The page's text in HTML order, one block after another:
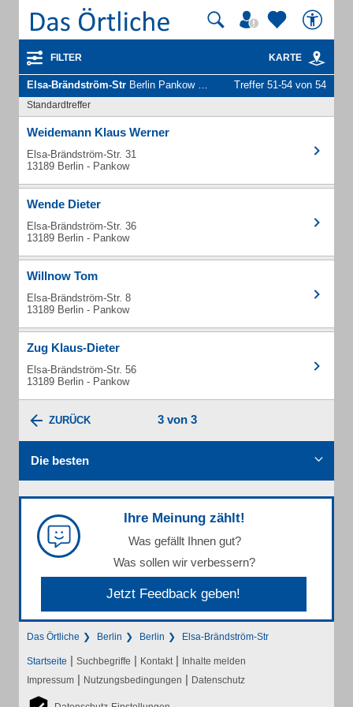
FILTER KARTE
Elsa-Brändström-Str Berlin Pankow - Unternehmen und Personen Treffer 51-54 von 54
Standardtreffer
Weidemann Klaus Werner
Elsa-Brändström-Str. 31
13189 Berlin - Pankow
Wende Dieter
Elsa-Brändström-Str. 36
13189 Berlin - Pankow
Willnow Tom
Elsa-Brändström-Str. 8
13189 Berlin - Pankow
Zug Klaus-Dieter
Elsa-Brändström-Str. 56
13189 Berlin - Pankow
ZURÜCK 3 von 3
Die besten
Ihre Meinung zählt!
Was gefällt Ihnen gut?
Was sollen wir verbessern?
Jetzt Feedback geben!
Das Örtliche Berlin Berlin Elsa-Brändström-Str
Startseite | Suchbegriffe | Kontakt | Inhalte melden
Impressum | Nutzungsbedingungen | Datenschutz